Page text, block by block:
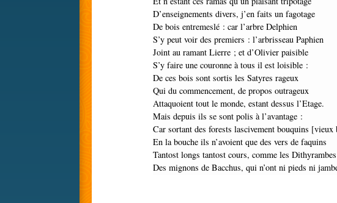
D’enseignements divers, j’en faits un fagotage
De bois entremeslé : car l’arbre Delphien
S’y peut voir des premiers : l’arbrisseau Paphien
Joint au ramant Lierre ; et d’Olivier paisible
S’y faire une couronne à tous il est loisible :
De ces bois sont sortis les Satyres rageux
Qui du commencement, de propos outrageux
Attaquoient tout le monde, estant dessus l’Etage.
Mais depuis ils se sont polis à l’avantage :
Car sortant des forests lascivement bouquins [vieux
En la bouche ils n’avoient que des vers de faquins
Tantost longs tantost cours, comme les Dithyrambes
Des mignons de Bacchus, qui n’ont ni pieds ni